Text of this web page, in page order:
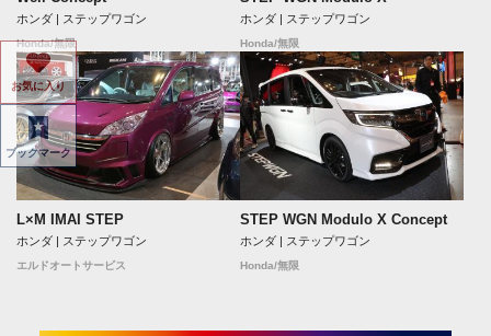
ホンダ | ステップワゴン
Honda/無限
ホンダ | ステップワゴン
Honda/無限
L×M IMAI STEP
ホンダ | ステップワゴン
エルドオートサービス
STEP WGN Modulo X Concept
ホンダ | ステップワゴン
Honda/無限
お気に入り
ブックマーク